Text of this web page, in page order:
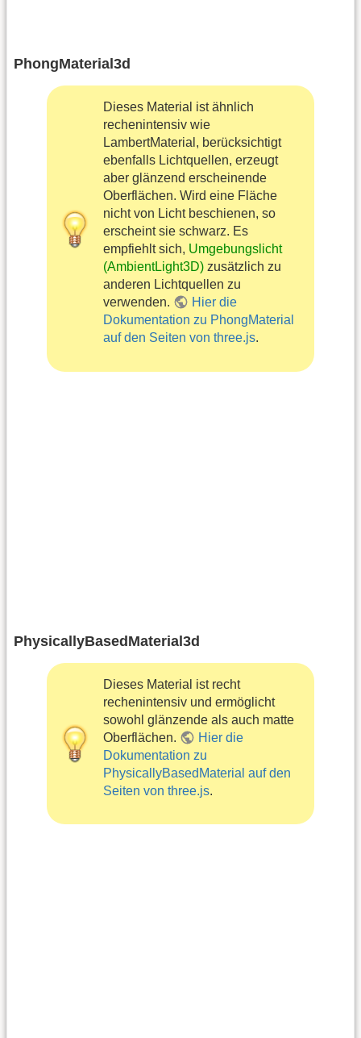
PhongMaterial3d
Dieses Material ist ähnlich
rechenintensiv wie
LambertMaterial, berücksichtigt
ebenfalls Lichtquellen, erzeugt
aber glänzend erscheinende
Oberflächen. Wird eine Fläche
nicht von Licht beschienen, so
erscheint sie schwarz. Es
empfiehlt sich, Umgebungslicht
(AmbientLight3D) zusätzlich zu
anderen Lichtquellen zu
verwenden.
Hier die
Dokumentation zu PhongMaterial
auf den Seiten von three.js.
PhysicallyBasedMaterial3d
Dieses Material ist recht
rechenintensiv und ermöglicht
sowohl glänzende als auch matte
Oberflächen.
Hier die
Dokumentation zu
PhysicallyBasedMaterial auf den
Seiten von three.js.